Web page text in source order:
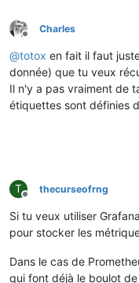
Offline
Charles
@totox en fait il faut
donnée) que tu veux
Il n'y a pas vraiment de
étiquettes sont définies
T
Offline
thecurseofrng
Si tu veux utiliser
pour stocker les
Dans le cas de
qui font déjà le boulot